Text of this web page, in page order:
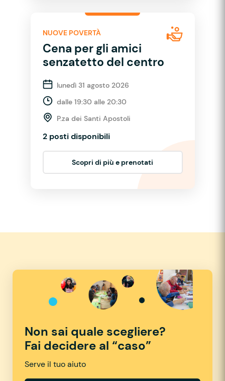
NUOVE POVERTÀ
Cena per gli amici
senzatetto del centro
lunedì 31 agosto 2026
dalle 19:30 alle 20:30
P.za dei Santi Apostoli
2 posti disponibili
Scopri di più e prenotati
Non sai quale scegliere?
Fai decidere al “caso”
Serve il tuo aiuto